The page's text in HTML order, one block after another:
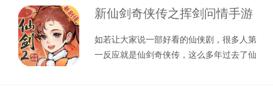
新仙剑奇侠传之挥剑问情手游
如若让大家说一部好看的仙侠剧，很多人第
一反应就是仙剑奇侠传，这么多年过去了仙